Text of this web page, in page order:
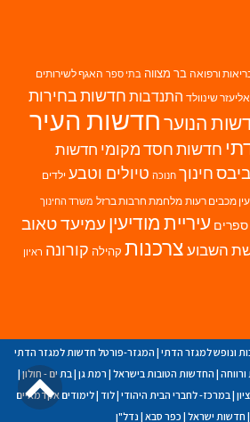
ורפואה בר מצווה בתי ספר האגף לשירותים
שינוולד התנדבות חדשות בחירות
הנוערחדשות העיר
חדשות חסד מקומי חדשות
חינוך חנוכה טיולים וטבע ילדים
מכבים רעות מלחמת חרבות ברזל משרד החינוך
ספרים עיריית מודיעין עמיעד טאוב
השבועצרכנות קהילה קורונה ראיון
ונופש למגזר הדתי | המגזר-פורטל חדשות למגזר הדתי
| החדשות הטובות בישראל | רמת גן | בת ים - חולון|
| במרכז- לחברי הבית היהודי |לוד |לימודים אקדמאיים
| חדשות ישראל | כפר סבא | נדל"ן